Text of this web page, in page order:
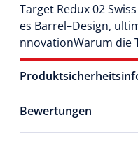
Target Redux 02
es Barrel–Design,
nnovationWarum die
Bewertungen